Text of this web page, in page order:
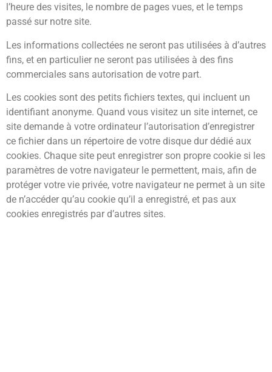
l’heure des visites, le nombre de pages vues, et le temps
passé sur notre site.
Les informations collectées ne seront pas utilisées à d’autres
fins, et en particulier ne seront pas utilisées à des fins
commerciales sans autorisation de votre part.
Les cookies sont des petits fichiers textes, qui incluent un
identifiant anonyme. Quand vous visitez un site internet, ce
site demande à votre ordinateur l’autorisation d’enregistrer
ce fichier dans un répertoire de votre disque dur dédié aux
cookies. Chaque site peut enregistrer son propre cookie si les
paramètres de votre navigateur le permettent, mais, afin de
protéger votre vie privée, votre navigateur ne permet à un site
de n’accéder qu’au cookie qu’il a enregistré, et pas aux
cookies enregistrés par d’autres sites.